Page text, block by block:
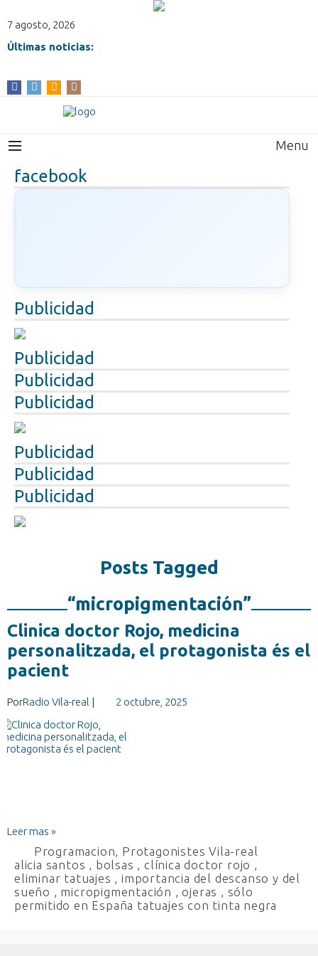
7 agosto, 2026
Últimas noticias:
Menu
facebook
Publicidad
Publicidad
Publicidad
Publicidad
Publicidad
Publicidad
Publicidad
Posts Tagged
“micropigmentación”
Clinica doctor Rojo, medicina
personalitzada, el protagonista és el
pacient
PorRadio Vila-real | 2 octubre, 2025
Leer mas »
Programacion, Protagonistes Vila-real
alicia santos , bolsas ,clínica doctor rojo ,
eliminar tatuajes ,importancia del descanso y del
sueño , micropigmentación ,ojeras , sólo
permitido en España tatuajes con tinta negra